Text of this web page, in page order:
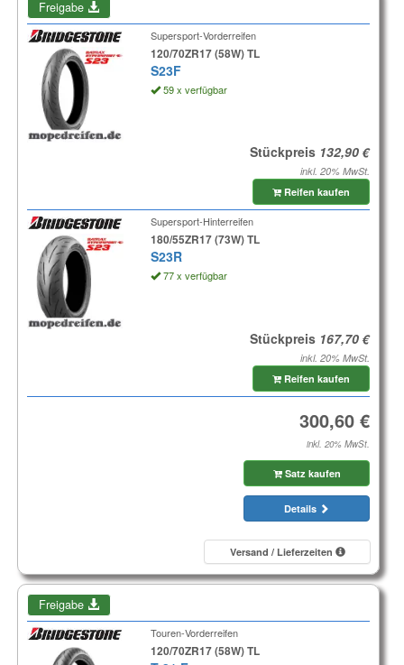
Freigabe
Supersport-Vorderreifen
120/70ZR17 (58W) TL
S23F
59 x verfügbar
Stückpreis
inkl. 20% MwSt.
Reifen kaufen
Supersport-Hinterreifen
180/55ZR17 (73W) TL
S23R
77 x verfügbar
Stückpreis
inkl. 20% MwSt.
Reifen kaufen
inkl. 20% MwSt.
Satz kaufen
Details
Versand / Lieferzeiten
Freigabe
Touren-Vorderreifen
120/70ZR17 (58W) TL